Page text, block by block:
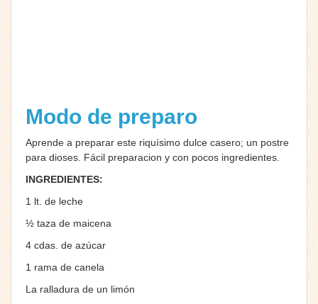
Modo de preparo
Aprende a preparar este riquísimo dulce casero; un postre
para dioses. Fácil preparacion y con pocos ingredientes.
INGREDIENTES:
1 lt. de leche
½ taza de maicena
4 cdas. de azúcar
1 rama de canela
La ralladura de un limón